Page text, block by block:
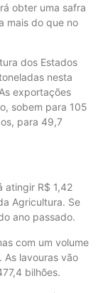
obter uma safra
mais do que no
dos Estados
nesta
exportações
sobem para 105
para 49,7
atingir R$ 1,42
Agricultura. Se
ano passado.
com um volume
As lavouras vão
bilhões.